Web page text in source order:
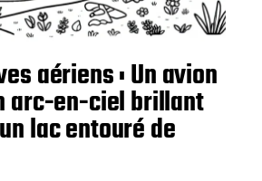
aériens : Un avion
arc-en-ciel brillant
lac entouré de